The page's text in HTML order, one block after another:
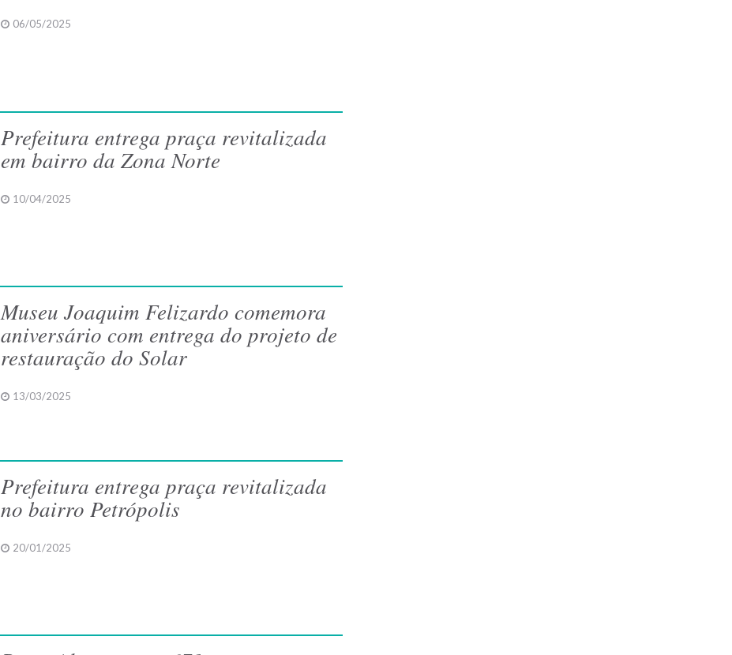
06/05/2025
Prefeitura entrega praça revitalizada
em bairro da Zona Norte
10/04/2025
Museu Joaquim Felizardo comemora
aniversário com entrega do projeto de
restauração do Solar
13/03/2025
Prefeitura entrega praça revitalizada
no bairro Petrópolis
20/01/2025